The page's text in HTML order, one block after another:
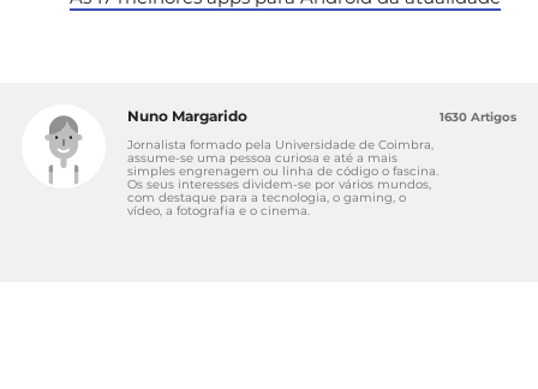
Nuno Margarido
Jornalista formado pela Universidade de Coimbra,
assume-se uma pessoa curiosa e até a mais
simples engrenagem ou linha de código o fascina.
Os seus interesses dividem-se por vários mundos,
com destaque para a tecnologia, o gaming, o
vídeo, a fotografia e o cinema.
1630 Artigos